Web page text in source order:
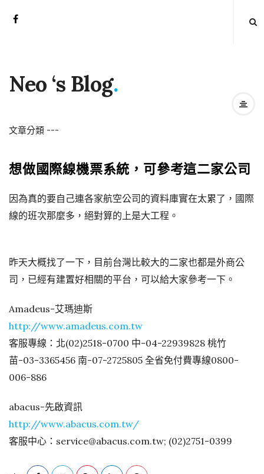
Neo ‘s Blog.
文章分類 ---
想做國際線機票系統，可參考這二家公司
因為真的要自己連各家航空公司的資料庫實在太累了，國際
線的班次那麼多，絕對算的上是大工程。
昨天大概找了一下，目前台灣比較大的二家也都是外商公
司，已經有建置好相關的平台，可以給大家參考一下。
Amadeus-艾瑪迪斯
http://www.amadeus.com.tw
客服專線：北(02)2518-0700 中-04-22939828 桃竹
苗-03-3365456 南-07-2725805 全省免付費專線0800-
006-886
abacus-先啟資訊
http://www.abacus.com.tw/
客服中心：service@abacus.com.tw; (02)2751-0399